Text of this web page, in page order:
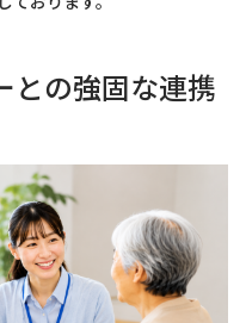
との強固な連携